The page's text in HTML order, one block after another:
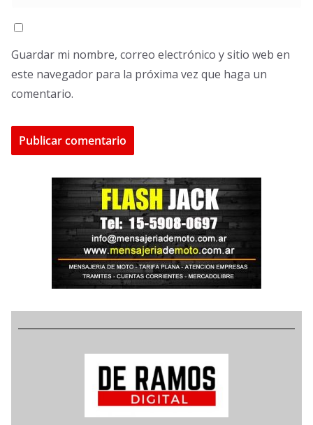
Guardar mi nombre, correo electrónico y sitio web en
este navegador para la próxima vez que haga un
comentario.